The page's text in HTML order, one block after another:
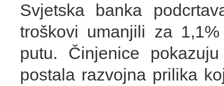
Svjetska banka
troškovi umanjili za
putu. Činjenice
postala razvojna prilika